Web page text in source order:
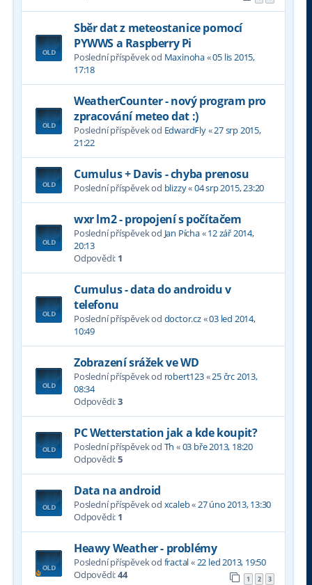
Sběr dat z meteostanice pomocí
PYWWS a Raspberry Pi
Poslední příspěvek od Maxinoha«05 lis 2015,
17:18
WeatherCounter - nový program pro
zpracování meteo dat :)
Poslední příspěvek od EdwardFly«27 srp 2015,
21:22
Cumulus + Davis - chyba prenosu
Poslední příspěvek od blizzy«04 srp 2015, 23:20
wxr lm2 - propojení s počítačem
Poslední příspěvek od Jan Pícha«12 zář 2014,
20:13
Odpovědi: 1
Cumulus - data do androidu v
telefonu
Poslední příspěvek od doctor.cz«03 led 2014,
10:49
Zobrazení srážek ve WD
Poslední příspěvek od robert123«25 črc 2013,
08:34
Odpovědi:3
PC Wetterstation jak a kde koupit?
Poslední příspěvek od Th «03 bře 2013, 18:20
Odpovědi:5
Data na android
Poslední příspěvek od xcaleb«27 úno 2013, 13:30
Odpovědi: 1
Heawy Weather - problémy
Poslední příspěvek od fractal«22 led 2013, 19:50
Odpovědi:44 1 2 3